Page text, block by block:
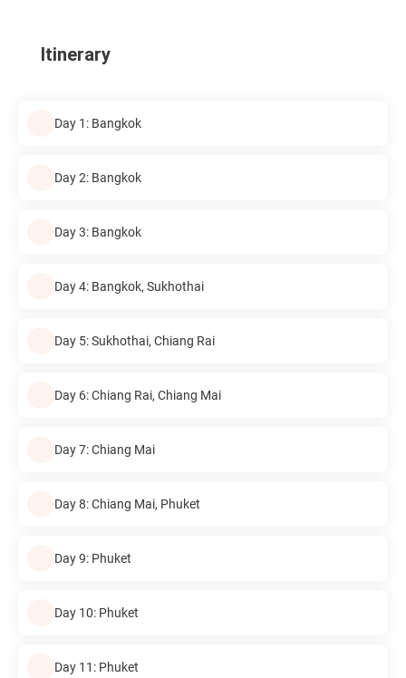
Itinerary
Day 1: Bangkok
Day 2: Bangkok
Day 3: Bangkok
Day 4: Bangkok, Sukhothai
Day 5: Sukhothai, Chiang Rai
Day 6: Chiang Rai, Chiang Mai
Day 7: Chiang Mai
Day 8: Chiang Mai, Phuket
Day 9: Phuket
Day 10: Phuket
Day 11: Phuket